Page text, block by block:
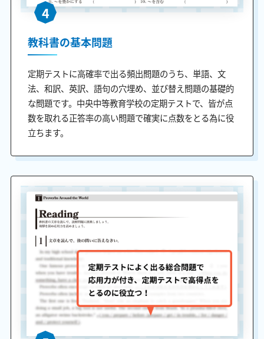
4
教科書の基本問題
定期テストに高確率で出る頻出問題のうち、単語、文
法、和訳、英訳、語句の穴埋め、並び替え問題の基礎的
な問題です。中央中等教育学校の定期テストで、皆が点
数を取れる正答率の高い問題で確実に点数をとる為に役
立ちます。